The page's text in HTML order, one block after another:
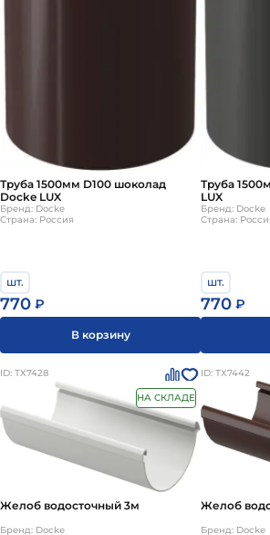
Труба 1500мм D100 шоколад
Docke LUX
Бренд: Docke
Страна: Россия
шт.
770 ₽
В корзину
Труба
LUX
Бренд: Docke
Страна:
шт.
770 ₽
ID: ТХ7428
НА СКЛАДЕ
Желоб водосточный 3м
Бренд: Docke
ID: ТХ7442
Желоб
Бренд: Docke